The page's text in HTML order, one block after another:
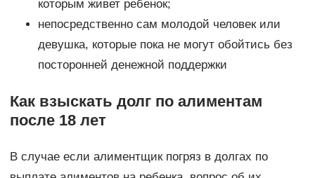
которым живет ребенок;
непосредственно сам молодой человек или
девушка, которые пока не могут обойтись без
посторонней денежной поддержки
Как взыскать долг по алиментам
после 18 лет
В случае если алиментщик погряз в долгах по